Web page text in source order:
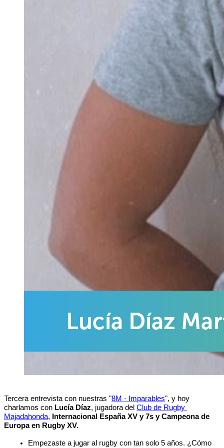
Tercera entrevista con nuestras "8M - Imparables", y hoy
charlamos con Lucía Díaz, jugadora del Club de Rugby
Majadahonda, Internacional España XV y 7s y Campeona de
Europa en Rugby XV.
Empezaste a jugar al rugby con tan solo 5 años. ¿Cómo